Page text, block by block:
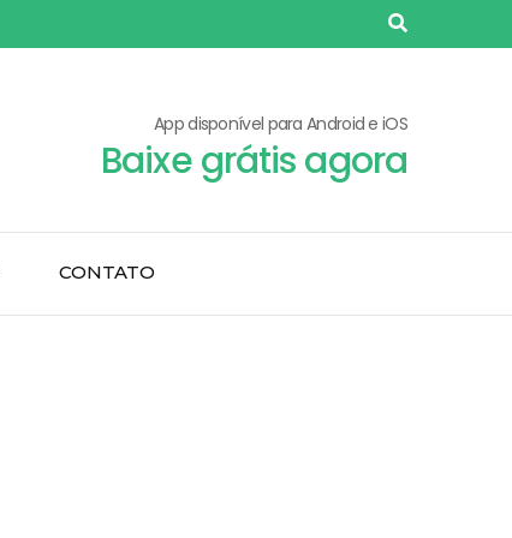
App disponível para Android e iOS
Baixe grátis agora
CONTATO